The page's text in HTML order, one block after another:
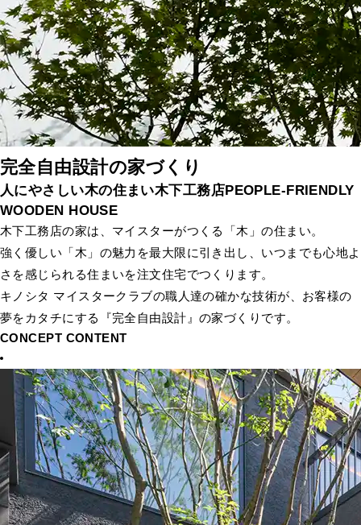
完全自由設計の家づくり
人にやさしい木の住まい木下工務店PEOPLE-FRIENDLY
WOODEN HOUSE
木下工務店の家は、マイスターがつくる「木」の住まい。
強く優しい「木」の魅力を最大限に引き出し、いつまでも心地よ
さを感じられる住まいを注文住宅でつくります。
キノシタ マイスタークラブの職人達の確かな技術が、お客様の
夢をカタチにする『完全自由設計』の家づくりです。
CONCEPT CONTENT